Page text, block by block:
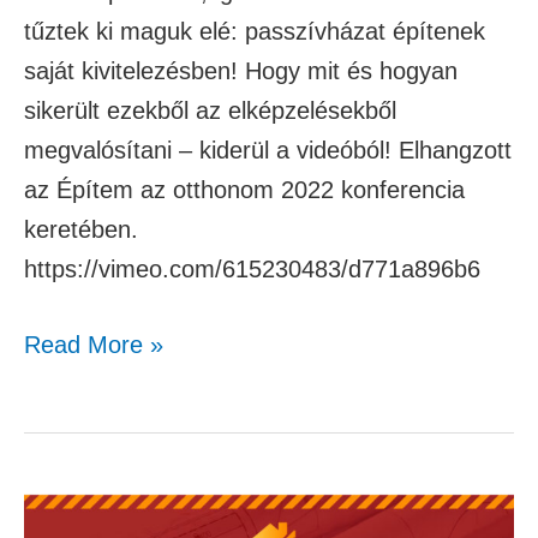
tűztek ki maguk elé: passzívházat építenek
saját kivitelezésben! Hogy mit és hogyan
sikerült ezekből az elképzelésekből
megvalósítani – kiderül a videóból! Elhangzott
az Építem az otthonom 2022 konferencia
keretében.
https://vimeo.com/615230483/d771a896b6
Read More »
Béleczki